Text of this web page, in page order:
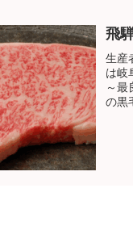
飛
生産
は岐
～最
の黒